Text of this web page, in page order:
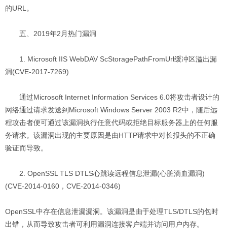
的URL。
五、2019年2月热门漏洞
1. Microsoft IIS WebDAV ScStoragePathFromUrl缓冲区溢出漏
洞(CVE-2017-7269)
通过Microsoft Internet Information Services 6.0将攻击者设计的
网络通过请求发送到Microsoft Windows Server 2003 R2中，随后远
程攻击者便可通过该漏洞执行任意代码或拒绝目标服务器上的任何服
务请求。该漏洞出现的主要原因是由HTTP请求中对长报头的不正确
验证而导致。
2. OpenSSL TLS DTLS心跳读远程信息泄漏(心脏滴血漏洞)
(CVE-2014-0160，CVE-2014-0346)
OpenSSL中存在信息泄漏漏洞。该漏洞是由于处理TLS/DTLS的包时
出错，从而导致攻击者可利用漏洞连接客户端并访问用户内存。